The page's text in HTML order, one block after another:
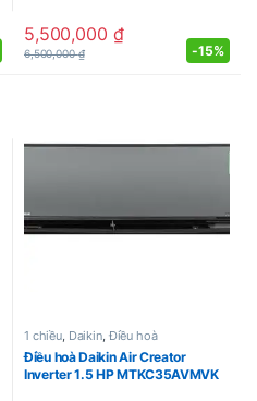
5,500,000 ₫
6,500,000₫ -15%
1 chiều, Daikin, Điều hoà
Điều hoà Daikin Air Creator
Inverter 1.5 HP MTKC35AVMVK